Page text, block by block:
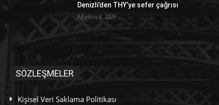
Denizli’den THY’ye sefer çağrısı
Ağustos 8, 2026
SÖZLEŞMELER
Kişisel Veri Saklama Politikası